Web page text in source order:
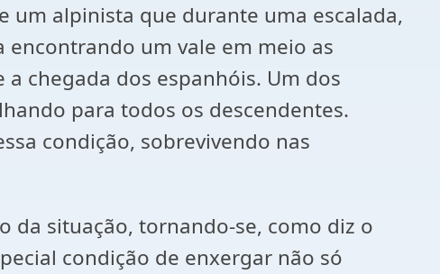
um alpinista que durante uma escalada,
encontrando um vale em meio as
chegada dos espanhóis. Um dos
para todos os descendentes.
condição, sobrevivendo nas
da situação, tornando-se, como diz o
condição de enxergar não só